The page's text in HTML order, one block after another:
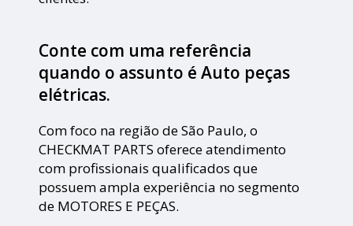
Conte com uma referência
quando o assunto éAuto peças
elétricas.
Com foco na região de São Paulo, o
CHECKMAT PARTS oferece atendimento
com profissionais qualificados que
possuem ampla experiência no segmento
de MOTORES E PEÇAS.